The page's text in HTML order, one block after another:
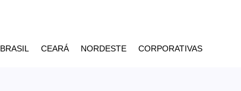
BRASIL CEARÁ NORDESTE CORPORATIVAS